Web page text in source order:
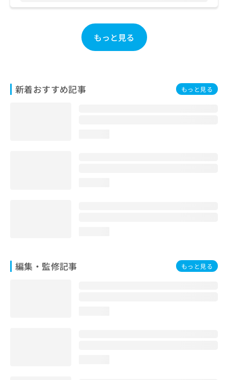
もっと見る
新着おすすめ記事 もっと見る
編集・監修記事 もっと見る
お
ち